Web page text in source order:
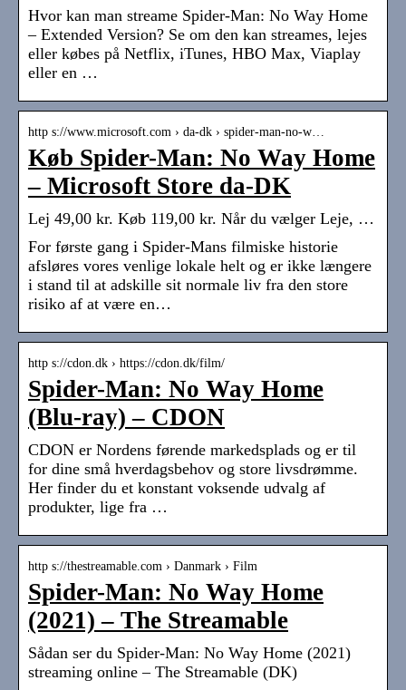
Hvor kan man streame Spider-Man: No Way Home
– Extended Version? Se om den kan streames, lejes
eller købes på Netflix, iTunes, HBO Max, Viaplay
eller en …
http s://www.microsoft.com › da-dk › spider-man-no-w…
Køb Spider-Man: No Way Home
– Microsoft Store da-DK
Lej 49,00 kr. Køb 119,00 kr. Når du vælger Leje, …
For første gang i Spider-Mans filmiske historie
afsløres vores venlige lokale helt og er ikke længere
i stand til at adskille sit normale liv fra den store
risiko af at være en…
http s://cdon.dk › https://cdon.dk/film/
Spider-Man: No Way Home
(Blu-ray) – CDON
CDON er Nordens førende markedsplads og er til
for dine små hverdagsbehov og store livsdrømme.
Her finder du et konstant voksende udvalg af
produkter, lige fra …
http s://thestreamable.com › Danmark › Film
Spider-Man: No Way Home
(2021) – The Streamable
Sådan ser du Spider-Man: No Way Home (2021)
streaming online – The Streamable (DK)